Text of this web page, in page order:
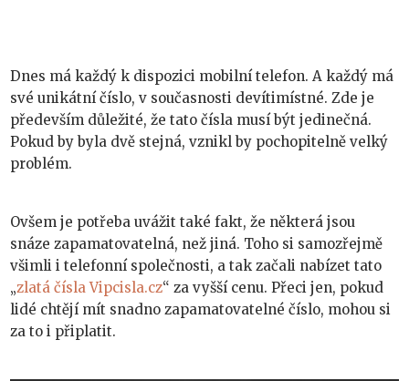
Dnes má každý k dispozici mobilní telefon. A každý má
své unikátní číslo, v současnosti devítimístné. Zde je
především důležité, že tato čísla musí být jedinečná.
Pokud by byla dvě stejná, vznikl by pochopitelně velký
problém.
Ovšem je potřeba uvážit také fakt, že některá jsou
snáze zapamatovatelná, než jiná. Toho si samozřejmě
všimli i telefonní společnosti, a tak začali nabízet tato
„zlatá čísla Vipcisla.cz“ za vyšší cenu. Přeci jen, pokud
lidé chtějí mít snadno zapamatovatelné číslo, mohou si
za to i připlatit.